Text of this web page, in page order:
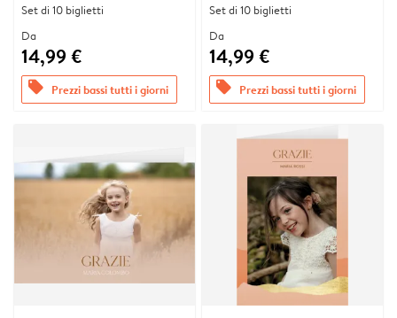
Set di 10 biglietti
Da
14,99 €
offers Prezzi bassi tutti i giorni
Set di 10 biglietti
Da
14,99 €
offers Prezzi bassi tutti i giorni